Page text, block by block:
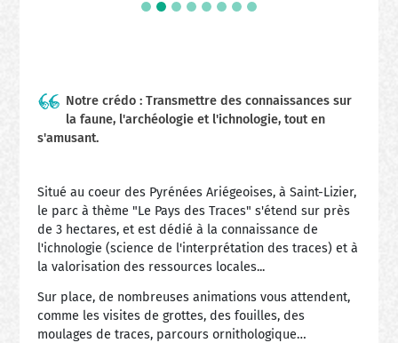
Notre crédo : Transmettre des connaissances sur
la faune, l'archéologie et l'ichnologie, tout en
s'amusant.
Situé au coeur des Pyrénées Ariégeoises, à Saint-Lizier,
le parc à thème "Le Pays des Traces" s'étend sur près
de 3 hectares, et est dédié à la connaissance de
l'ichnologie (science de l'interprétation des traces) et à
la valorisation des ressources locales...
Sur place, de nombreuses animations vous attendent,
comme les visites de grottes, des fouilles, des
moulages de traces, parcours ornithologique…